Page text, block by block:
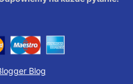
Blog